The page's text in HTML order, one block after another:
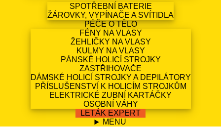
SPOTŘEBNÍ BATERIE
ŽÁROVKY, VYPÍNAČE A SVÍTIDLA
PÉČE O TĚLO
FÉNY NA VLASY
ŽEHLIČKY NA VLASY
KULMY NA VLASY
PÁNSKÉ HOLICÍ STROJKY
ZASTŘIHOVAČE
DÁMSKÉ HOLICÍ STROJKY A DEPILÁTORY
PŘÍSLUŠENSTVÍ K HOLICÍM STROJKŮM
ELEKTRICKÉ ZUBNÍ KARTÁČKY
OSOBNÍ VÁHY
LETÁK EXPERT
MENU